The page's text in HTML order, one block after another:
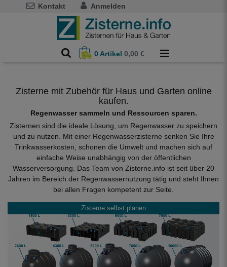
Kontakt Anmelden
0Artikel 0,00 €
Zisterne mit Zubehör für Haus und Garten online
kaufen.
Regenwasser sammeln und Ressourcen sparen.
Zisternen sind die ideale Lösung, um Regenwasser zu speichern
und zu nutzen. Mit einer Regenwasserzisterne senken Sie Ihre
Trinkwasserkosten, schonen die Umwelt und machen sich auf
einfache Weise unabhängig von der öffentlichen
Wasserversorgung. Das Team von Zisterne.info ist seit über 20
Jahren im Bereich der Regenwassernutzung tätig und steht Ihnen
bei allen Fragen kompetent zur Seite.
Zisterne selbst planen